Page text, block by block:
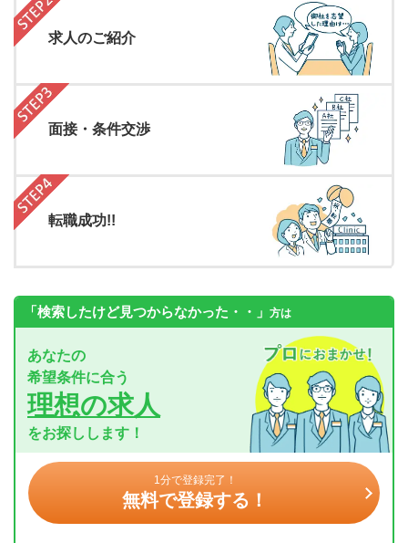
求人のご紹介
面接・条件交渉
転職成功!!
「検索したけど見つからなかった・・」 方は
あなたの
希望条件に合う
理想の求人
をお探しします！
1分で登録完了！
無料で登録する！